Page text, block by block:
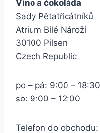
Víno a čokoláda
Sady Pětatřicátníků
Atrium Bílé Nároží
30100 Pilsen
Czech Republic
po – pá: 9:00 – 18:30
so: 9:00 – 12:00
Telefon do obchodu: